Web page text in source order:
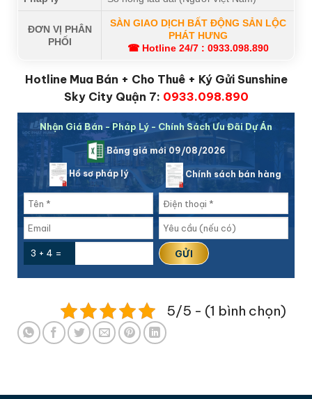
ĐƠN VỊ PHÂN
PHỐI
SÀN GIAO DỊCH BẤT ĐỘNG SẢN LỘC
PHÁT HƯNG
☎ Hotline 24/7 : 0933.098.890
Hotline Mua Bán + Cho Thuê + Ký Gửi Sunshine
Sky City Quận 7: 0933.098.890
Nhận Giá Bán - Pháp Lý - Chính Sách Ưu Đãi Dự Án
Bảng giá mới 09/08/2026
Hồ sơ pháp lý Chính sách bán hàng
3 + 4 =
5/5 - (1 bình chọn)